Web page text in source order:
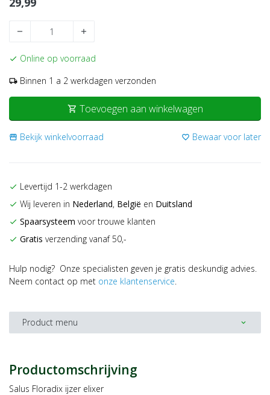
remove add
check Online op voorraad
local_shipping Binnen 1 a 2 werkdagen verzonden
shopping_cart Toevoegen aan winkelwagen
storefront Bekijk winkelvoorraad favorite_border Bewaar voor later
check Levertijd 1-2 werkdagen
check Wij leveren in Nederland, België en Duitsland
check Spaarsysteem voor trouwe klanten
check Gratis verzending vanaf 50,-
Hulp nodig? Onze specialisten geven je gratis deskundig advies.
Neem contact op met onze klantenservice.
Product menu expand_more
Productomschrijving
Salus Floradix ijzer elixer